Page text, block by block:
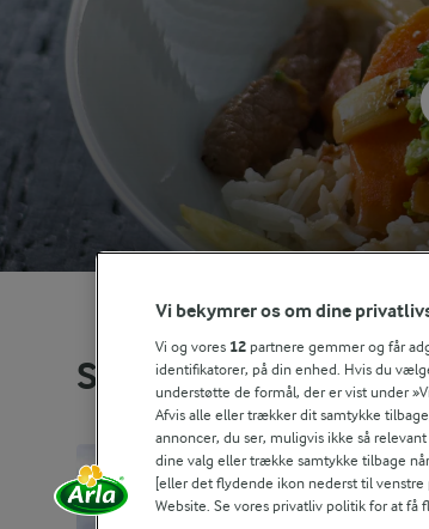
Se alle vores
Vi bekymrer os om dine
Vi og vores 12 partnere gemmer og får
identifikatorer, på din enhed. Hvis du
understøtte de formål, der er vist under
Afvis alle eller trækker dit samtykke
annoncer, du ser, muligvis ikke så
dine valg eller trække samtykke tilbage
[eller det flydende ikon nederst til
Website. Se vores privatliv politik for at få